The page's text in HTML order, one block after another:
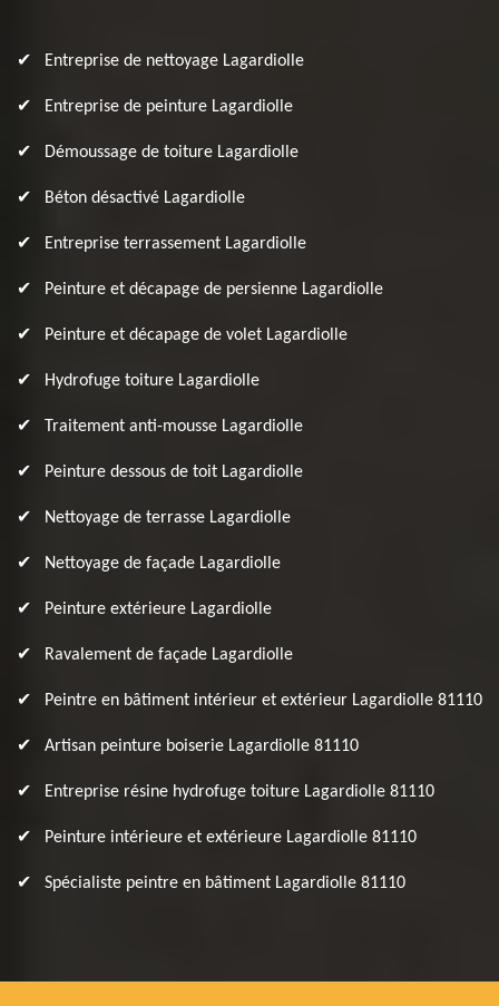
Entreprise de nettoyage Lagardiolle
Entreprise de peinture Lagardiolle
Démoussage de toiture Lagardiolle
Béton désactivé Lagardiolle
Entreprise terrassement Lagardiolle
Peinture et décapage de persienne Lagardiolle
Peinture et décapage de volet Lagardiolle
Hydrofuge toiture Lagardiolle
Traitement anti-mousse Lagardiolle
Peinture dessous de toit Lagardiolle
Nettoyage de terrasse Lagardiolle
Nettoyage de façade Lagardiolle
Peinture extérieure Lagardiolle
Ravalement de façade Lagardiolle
Peintre en bâtiment intérieur et extérieur Lagardiolle 81110
Artisan peinture boiserie Lagardiolle 81110
Entreprise résine hydrofuge toiture Lagardiolle 81110
Peinture intérieure et extérieure Lagardiolle 81110
Spécialiste peintre en bâtiment Lagardiolle 81110